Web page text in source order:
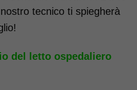
tecnico ti spiegherà
del letto ospedaliero